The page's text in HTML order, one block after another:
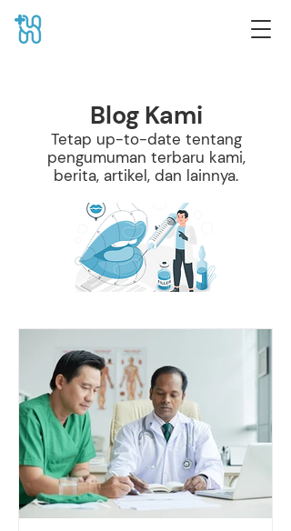
Blog Kami
Tetap up-to-date tentang
pengumuman terbaru kami,
berita, artikel, dan lainnya.